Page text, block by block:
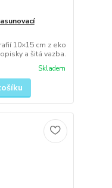
10×15 cm z eko
a šitá vazba.
Skladem